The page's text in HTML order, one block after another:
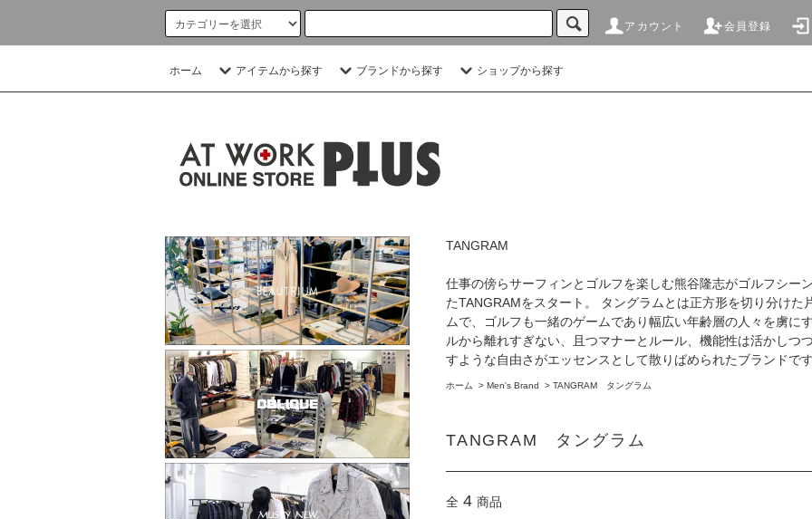
アカウント 会員登録
ホーム アイテムから探す ブランドから探す ショップから探す
TANGRAM
仕事の傍らサーフィンとゴルフを楽しむ熊谷隆志がゴルフシー
たTANGRAMをスタート。 タングラムとは正方形を切り分けた
ムで、ゴルフも一緒のゲームであり幅広い年齢層の人々を虜に
ルから離れすぎない、且つマナーとルール、機能性は活かしつ
すような自由さがエッセンスとして散りばめられたブランドです
ホーム > Men's Brand > TANGRAM タングラム
TANGRAM タングラム
全 4 商品